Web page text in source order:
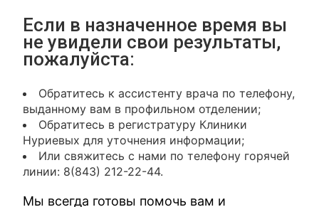
Если в назначенное время вы
не увидели свои результаты,
пожалуйста:
Обратитесь к ассистенту врача по телефону,
выданному вам в профильном отделении;
Обратитесь в регистратуру Клиники
Нуриевых для уточнения информации;
Или свяжитесь с нами по телефону горячей
линии: 8(843) 212-22-44.
Мы всегда готовы помочь вам и